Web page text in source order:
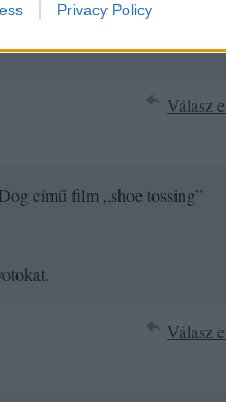
Privacy Policy
a cikkírónak is csak
Válasz
című film „shoe tossing”
Válasz